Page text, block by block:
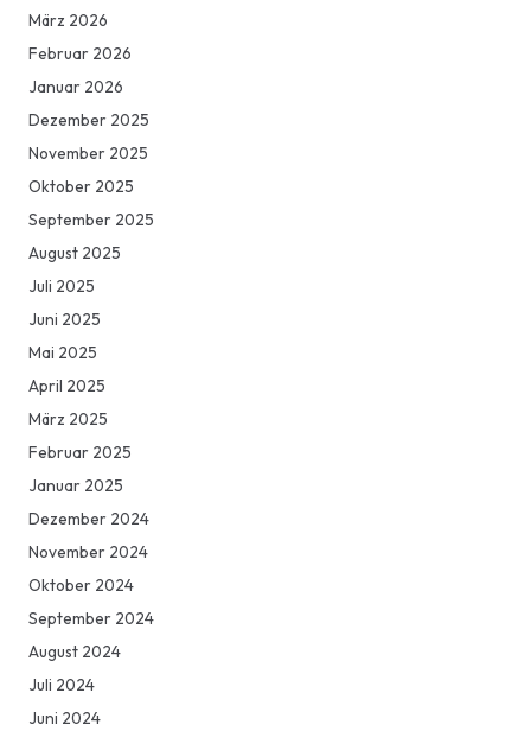
März 2026
Februar 2026
Januar 2026
Dezember 2025
November 2025
Oktober 2025
September 2025
August 2025
Juli 2025
Juni 2025
Mai 2025
April 2025
März 2025
Februar 2025
Januar 2025
Dezember 2024
November 2024
Oktober 2024
September 2024
August 2024
Juli 2024
Juni 2024